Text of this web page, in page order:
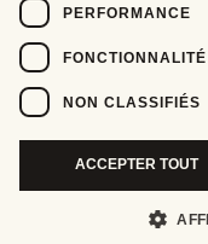
PERFORMANCE
FONCTIONNALITÉ
NON CLASSIFIÉS
ACCEPTER TOUT